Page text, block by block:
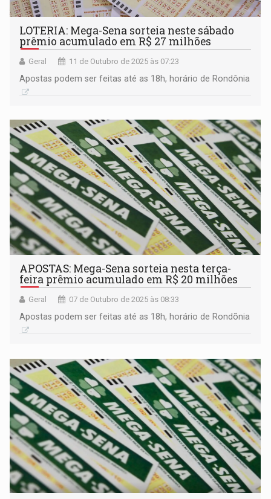
LOTERIA: Mega-Sena sorteia neste sábado
prêmio acumulado em R$ 27 milhões
Geral 11 de Outubro de 2025 às 07:23
Apostas podem ser feitas até as 18h, horário de Rondônia
APOSTAS: Mega-Sena sorteia nesta terça-
feira prêmio acumulado em R$ 20 milhões
Geral 07 de Outubro de 2025 às 08:33
Apostas podem ser feitas até as 18h, horário de Rondõnia